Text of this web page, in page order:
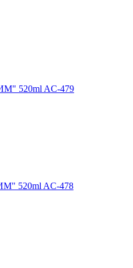
520ml AC-479
520ml AC-478